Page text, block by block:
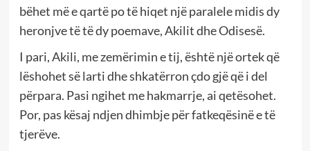
bëhet më e qartë po të hiqet një paralele midis dy
heronjve të të dy poemave, Akilit dhe Odisesë.
I pari, Akili, me zemërimin e tij, është një ortek që
lëshohet së larti dhe shkatërron çdo gjë që i del
përpara. Pasi ngihet me hakmarrje, ai qetësohet.
Por, pas kësaj ndjen dhimbje për fatkeqësinë e të
tjerëve.